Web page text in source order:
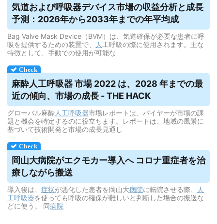
気道および呼吸器デバイス市場の収益分析と成長
予測：2026年から2033年までの年平均成
Bag Valve Mask Device（BVM）は、気道確保が必要な患者に呼
吸を提供するための装置で、
人 工呼吸の際に使用されます。主な
特徴として、手動での使用が可能な
麻酔人工呼吸器市場 2022 は、2028 年までの最
近の傾向、市場の成長 - THE HACK
グローバル麻酔人工呼吸器市場レポートは、バイヤーが市場の課
題と機会を特定するのに役立ちます。レポートは、地域の風景に
基づいて技術開発と市場の成長見通し
岡山大病院がエクモカー導入へ コロナ重症者を治
療しながら搬送
導入後は、 症状が悪化した患者を岡山大病院に転院させる際、
人
工呼吸器を使っても呼吸の確保が難しいと判断した場合の搬送な
どに使う。 同病院